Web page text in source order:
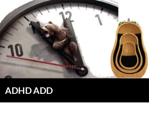
Hoppa
till
innehåll
ADHD ADD